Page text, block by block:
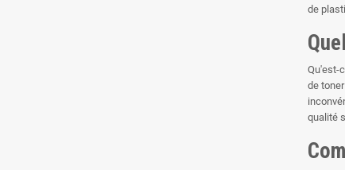
de
Qu'est-
de
qualité